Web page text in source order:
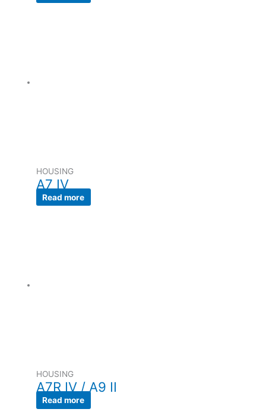
HOUSING
A7 IV
Read more
HOUSING
A7R IV / A9 II
Read more